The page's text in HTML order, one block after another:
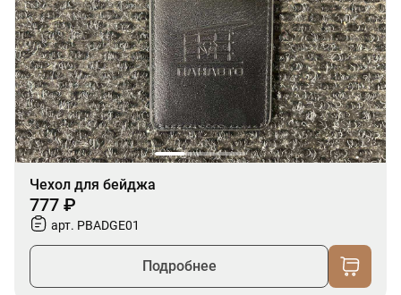
Чехол для бейджа
777 ₽
арт. PBADGE01
Подробнее